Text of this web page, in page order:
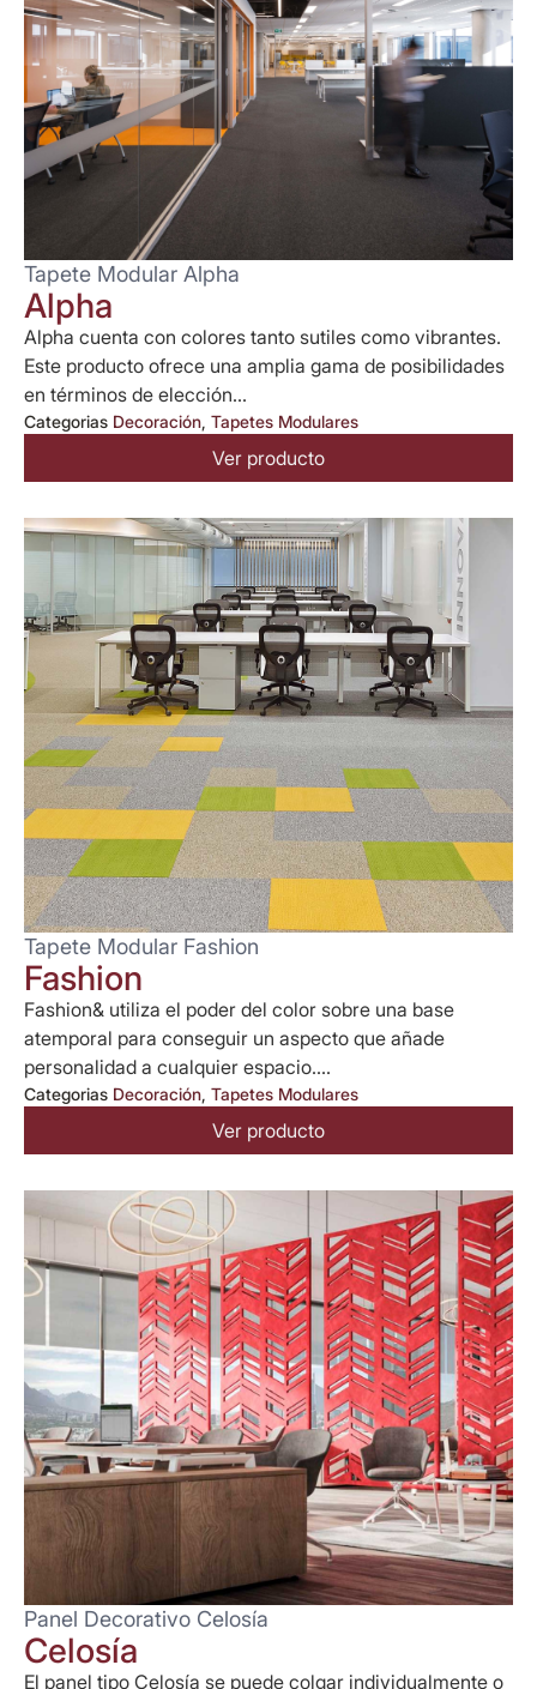
Tapete Modular Alpha
Alpha
Alpha cuenta con colores tanto sutiles como vibrantes.
Este producto ofrece una amplia gama de posibilidades
en términos de elección...
Categorias Decoración, Tapetes Modulares
Ver producto
Tapete Modular Fashion
Fashion
Fashion& utiliza el poder del color sobre una base
atemporal para conseguir un aspecto que añade
personalidad a cualquier espacio....
Categorias Decoración, Tapetes Modulares
Ver producto
Panel Decorativo Celosía
Celosía
El panel tipo Celosía se puede colgar individualmente o